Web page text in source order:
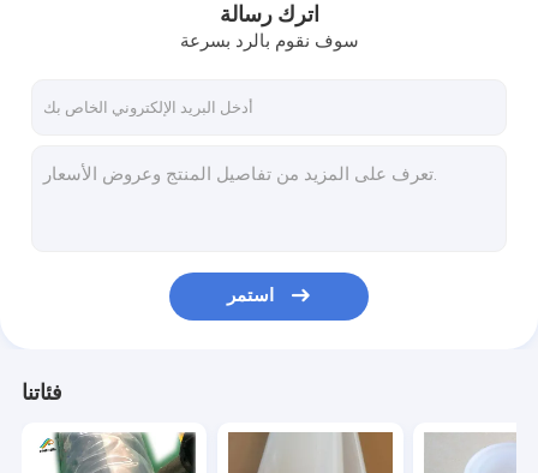
حول بنا
اترك رسالة
سوف نقوم بالرد بسرعة
استمر
فئاتنا